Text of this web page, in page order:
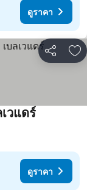
ดูราคา
แชร์ เ
วแดร์
ดูราคา